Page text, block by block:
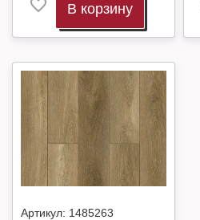
В корзину
Артикул: 1485263